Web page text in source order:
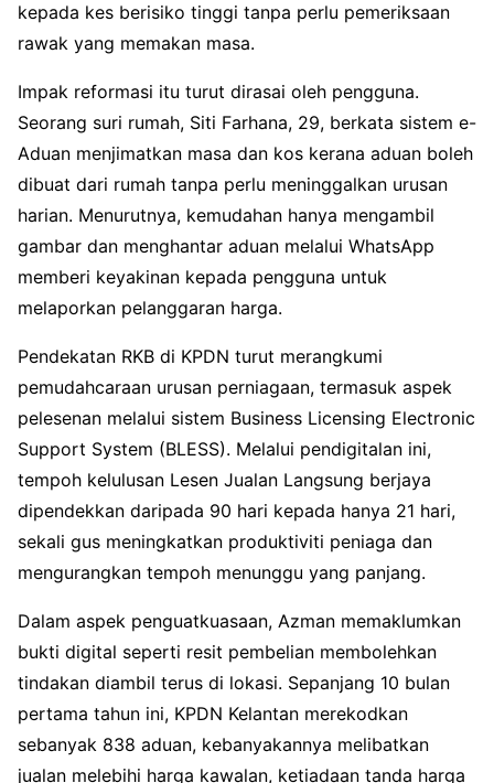
kepada kes berisiko tinggi tanpa perlu pemeriksaan
rawak yang memakan masa.
Impak reformasi itu turut dirasai oleh pengguna.
Seorang suri rumah, Siti Farhana, 29, berkata sistem e-
Aduan menjimatkan masa dan kos kerana aduan boleh
dibuat dari rumah tanpa perlu meninggalkan urusan
harian. Menurutnya, kemudahan hanya mengambil
gambar dan menghantar aduan melalui WhatsApp
memberi keyakinan kepada pengguna untuk
melaporkan pelanggaran harga.
Pendekatan RKB di KPDN turut merangkumi
pemudahcaraan urusan perniagaan, termasuk aspek
pelesenan melalui sistem Business Licensing Electronic
Support System (BLESS). Melalui pendigitalan ini,
tempoh kelulusan Lesen Jualan Langsung berjaya
dipendekkan daripada 90 hari kepada hanya 21 hari,
sekali gus meningkatkan produktiviti peniaga dan
mengurangkan tempoh menunggu yang panjang.
Dalam aspek penguatkuasaan, Azman memaklumkan
bukti digital seperti resit pembelian membolehkan
tindakan diambil terus di lokasi. Sepanjang 10 bulan
pertama tahun ini, KPDN Kelantan merekodkan
sebanyak 838 aduan, kebanyakannya melibatkan
jualan melebihi harga kawalan, ketiadaan tanda harga